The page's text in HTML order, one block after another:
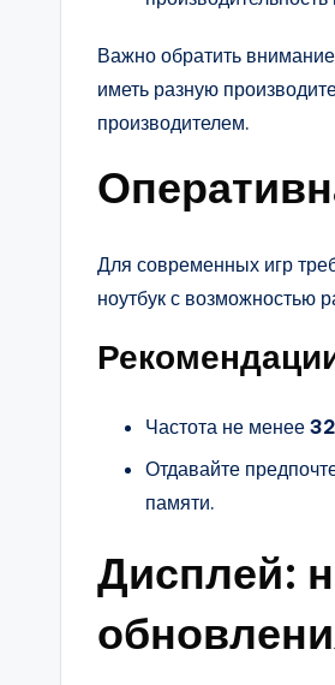
Важно обратить
иметь разную
производителем.
Для современных игр
ноутбук с возможностью
Частота не менее
Отдавайте
памяти.
Дисплей: